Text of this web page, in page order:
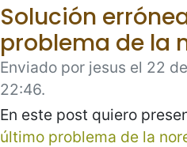
Solución
problema de la
Enviado por jesus el 22
22:46.
En este post quiero
último problema de la